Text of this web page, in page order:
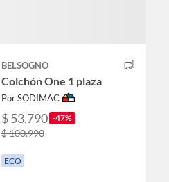
BELSOGNO
Colchón One 1 plaza
Por SODIMAC
$ 53.790 -47%
$ 100.990
ECO